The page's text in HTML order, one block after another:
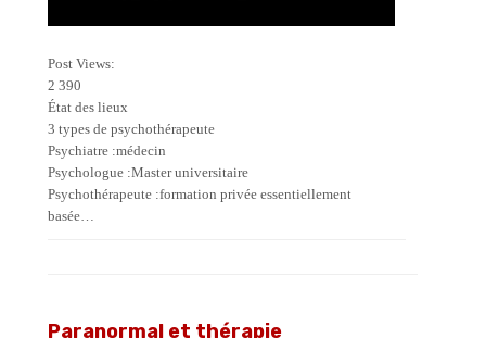
Post Views:
2 390
État des lieux
3 types de psychothérapeute
Psychiatre :médecin
Psychologue :Master universitaire
Psychothérapeute :formation privée essentiellement
basée…
Paranormal et thérapie